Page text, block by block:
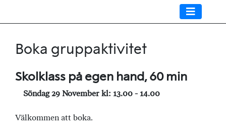
Boka gruppaktivitet
Skolklass på egen hand, 60 min
Söndag 29 November kl: 13.00 - 14.00
Välkommen att boka.